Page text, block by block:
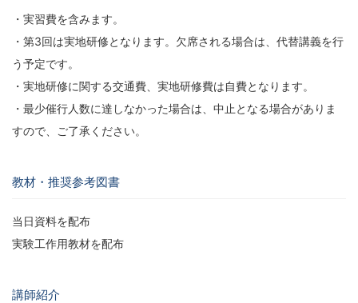
・実習費を含みます。
・第3回は実地研修となります。欠席される場合は、代替講義を行
う予定です。
・実地研修に関する交通費、実地研修費は自費となります。
・最少催行人数に達しなかった場合は、中止となる場合がありま
すので、ご了承ください。
教材・推奨参考図書
当日資料を配布
実験工作用教材を配布
講師紹介